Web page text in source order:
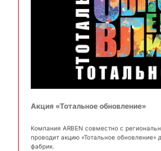
Акция «Тотальное обновление»
Компания ARBEN совместно с
проводит акцию «Тотальное
фабрик.